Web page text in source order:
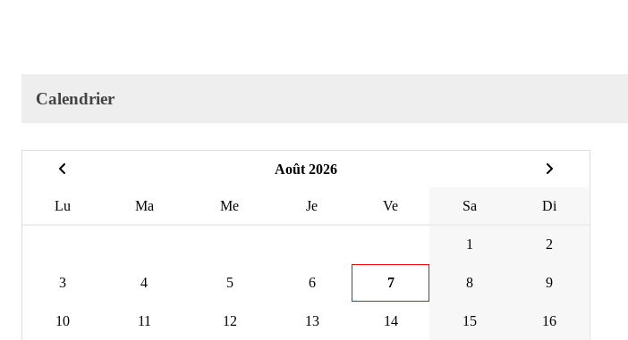
Calendrier
Août 2026
Lu Ma Me Je Ve Sa Di
1 2
3 4 5 6 7 8 9
10 11 12 13 14 15 16